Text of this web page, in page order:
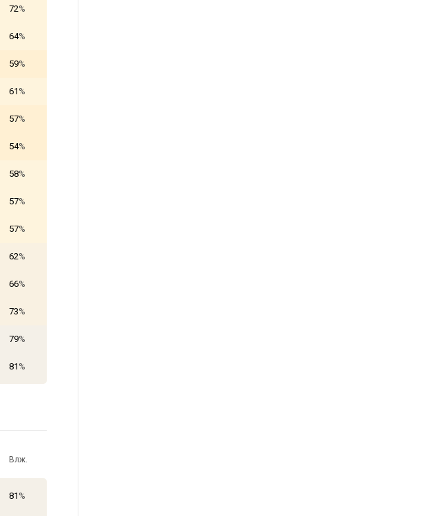
72%
64%
59%
61 %
57%
54%
58%
57%
57%
62%
66%
73%
79%
81 %
Влж.
81 %